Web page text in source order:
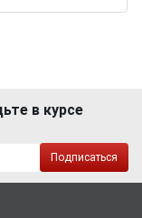
в курсе
Подписаться